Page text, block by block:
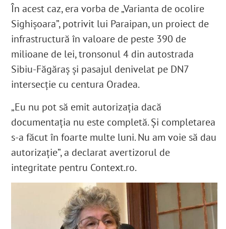
În acest caz, era vorba de „Varianta de ocolire
Sighișoara”, potrivit lui Paraipan, un proiect de
infrastructură în valoare de peste 390 de
milioane de lei, tronsonul 4 din autostrada
Sibiu-Făgăraș și pasajul denivelat pe DN7
intersecție cu centura Oradea.
„Eu nu pot să emit autorizația dacă
documentația nu este completă. Și completarea
s-a făcut în foarte multe luni. Nu am voie să dau
autorizație”, a declarat avertizorul de
integritate pentru Context.ro.